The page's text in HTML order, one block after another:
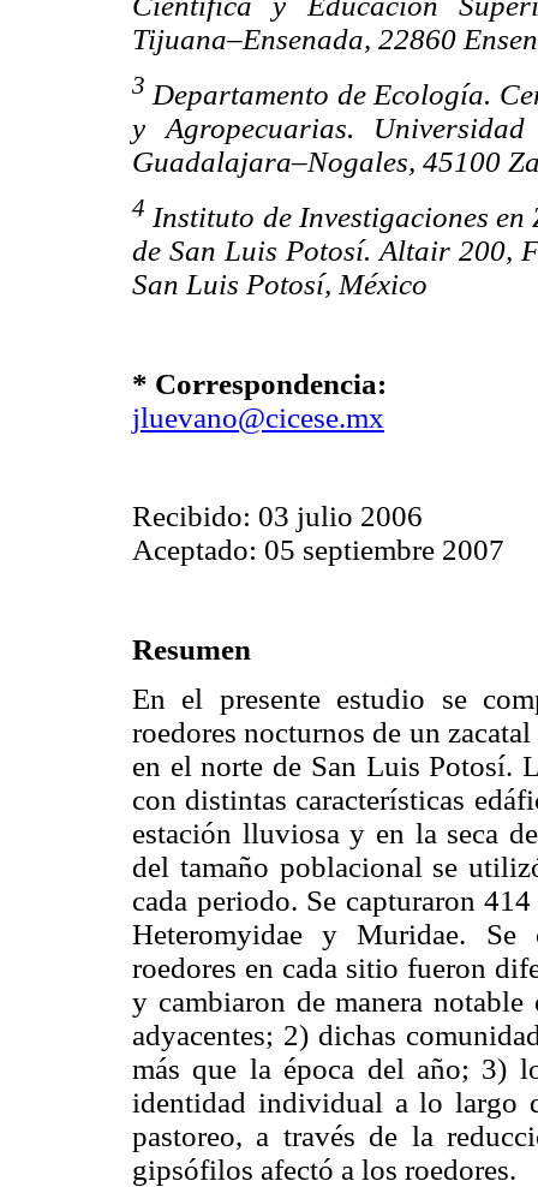
Tijuana–Ensenada, 22860
3 Departamento de Ecología.
y Agropecuarias.
Guadalajara–Nogales, 45100
4 Instituto de Investigaciones
de San Luis Potosí. Altair 200,
San Luis Potosí, México
* Correspondencia:
jluevano@cicese.mx
Recibido: 03 julio 2006
Aceptado: 05 septiembre 2007
Resumen
En el presente estudio se
roedores nocturnos de un
en el norte de San Luis Potosí.
con distintas características
estación lluviosa y en la seca
del tamaño poblacional se
cada periodo. Se capturaron
Heteromyidae y Muridae.
roedores en cada sitio fueron
y cambiaron de manera
adyacentes; 2) dichas
más que la época del año; 3)
identidad individual a lo largo
pastoreo, a través de la
gipsófilos afectó a los roedores.